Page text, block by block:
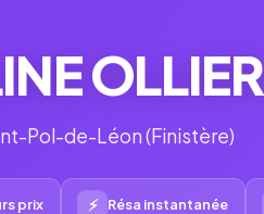
OLLIER
Pol-de-Léon (Finistère)
prix ⚡ Résa instantanée